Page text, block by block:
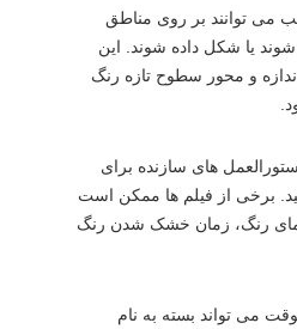
می توانند بر روی مناطق
یا شکل داده شوند. این
و محور سطوح تازه رنگ
های سازنده برای
برخی از فیلم ها ممکن است
رنگ، زمان خشک شدن رنگ
می تواند بسته به نام